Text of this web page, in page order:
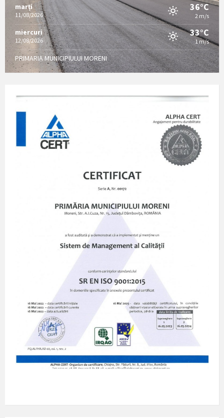
marți
11/08/2026
36°C
2 m/s
miercuri
12/08/2026
33°C
1 m/s
PRIMARIA MUNICIPIULUI MORENI